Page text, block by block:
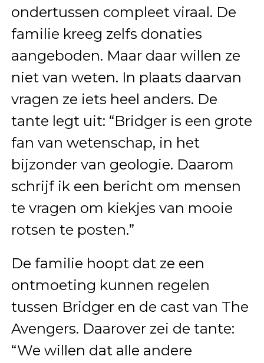
ondertussen compleet viraal. De
familie kreeg zelfs donaties
aangeboden. Maar daar willen ze
niet van weten. In plaats daarvan
vragen ze iets heel anders. De
tante legt uit: “Bridger is een grote
fan van wetenschap, in het
bijzonder van geologie. Daarom
schrijf ik een bericht om mensen
te vragen om kiekjes van mooie
rotsen te posten.”
De familie hoopt dat ze een
ontmoeting kunnen regelen
tussen Bridger en de cast van The
Avengers. Daarover zei de tante:
“We willen dat alle andere